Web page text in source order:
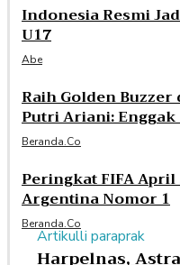
Indonesia Resmi
U17
Abe
Raih Golden Buzzer
Putri Ariani:
Beranda.co
Peringkat FIFA
Argentina Nomor 1
Beranda.co
Artikulli paraprak
Harpelnas, Astra